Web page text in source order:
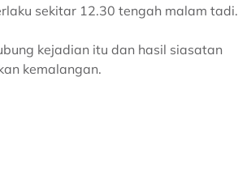
sekitar 12.30 tengah malam tadi.
kejadian itu dan hasil siasatan
kemalangan.